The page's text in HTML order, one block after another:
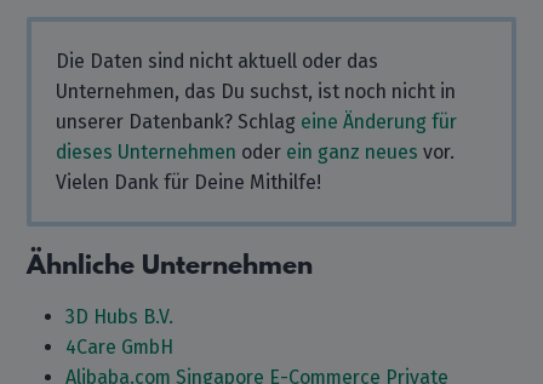
Die Daten sind nicht aktuell oder das
Unternehmen, das Du suchst, ist noch nicht in
unserer Datenbank? Schlag eine Änderung für
dieses Unternehmen oder ein ganz neues vor.
Vielen Dank für Deine Mithilfe!
Ähnliche Unternehmen
3D Hubs B.V.
4Care GmbH
Alibaba.com Singapore E-Commerce Private